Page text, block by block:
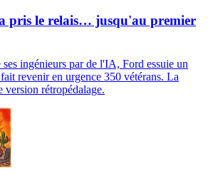
pris le relais… jusqu'au premier
ingénieurs par de l'IA, Ford essuie un
revenir en urgence 350 vétérans. La
version rétropédalage.